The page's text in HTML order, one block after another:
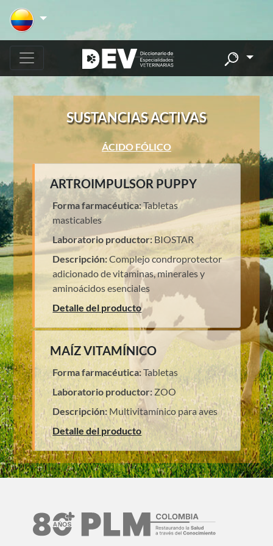
SUSTANCIAS ACTIVAS
ÁCIDO FÓLICO
ARTROIMPULSOR PUPPY
Forma farmacéutica:Tabletas
masticables
Laboratorio productor:BIOSTAR
Descripción:Complejo condroprotector
adicionado de vitaminas, minerales y
aminoácidos esenciales
Detalle del producto
MAÍZ VITAMÍNICO
Forma farmacéutica:Tabletas
Laboratorio productor: ZOO
Descripción: Multivitamínico para aves
Detalle del producto